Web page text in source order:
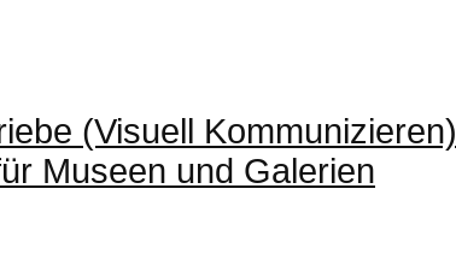
(Visuell Kommunizieren)
Museen und Galerien